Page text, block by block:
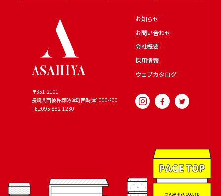
〒851-2101
長崎県西彼杵郡時津町西時津1000-200
TEL:095-882-1230
お知らせ
お問い合わせ
会社概要
採用情報
ウェブカタログ